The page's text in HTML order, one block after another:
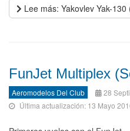
Lee más: Yakovlev Yak-
FunJet Multiplex
Aeromodelos Del Club
28
Última actualización: 13 Mayo